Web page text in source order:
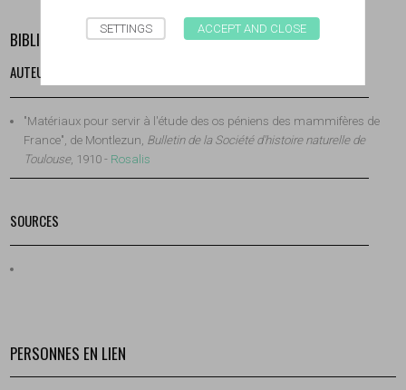
BIBLIOGRAPHIE
AUTEUR
"Matériaux pour servir à l'étude des os péniens des mammifères de
France", de Montlezun, Bulletin de la Société d'histoire naturelle de
Toulouse, 1910 - Rosalis
SOURCES
PERSONNES EN LIEN
SETTINGS ACCEPT AND CLOSE